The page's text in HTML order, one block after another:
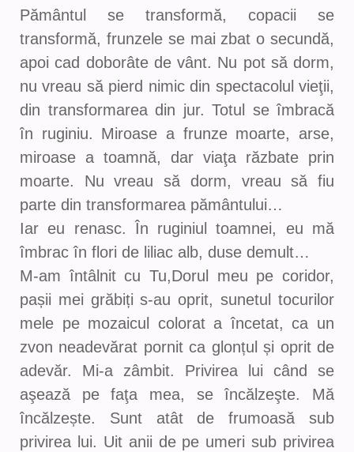
Pământul se transformă, copacii se
transformă, frunzele se mai zbat o secundă,
apoi cad doborâte de vânt. Nu pot să dorm,
nu vreau să pierd nimic din spectacolul vieţii,
din transformarea din jur. Totul se îmbracă
în ruginiu. Miroase a frunze moarte, arse,
miroase a toamnă, dar viaţa răzbate prin
moarte. Nu vreau să dorm, vreau să fiu
parte din transformarea pământului…
Iar eu renasc. În ruginiul toamnei, eu mă
îmbrac în flori de liliac alb, duse demult…
M-am întâlnit cu Tu,Dorul meu pe coridor,
pașii mei grăbiți s-au oprit, sunetul tocurilor
mele pe mozaicul colorat a încetat, ca un
zvon neadevărat pornit ca glonțul și oprit de
adevăr. Mi-a zâmbit. Privirea lui când se
aşează pe faţa mea, se încălzeşte. Mă
încălzește. Sunt atât de frumoasă sub
privirea lui. Uit anii de pe umeri sub privirea